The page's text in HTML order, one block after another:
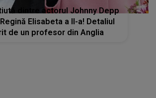
dintre actorul Johnny Depp
Elisabeta a II-a! Detaliul
de un profesor din Anglia